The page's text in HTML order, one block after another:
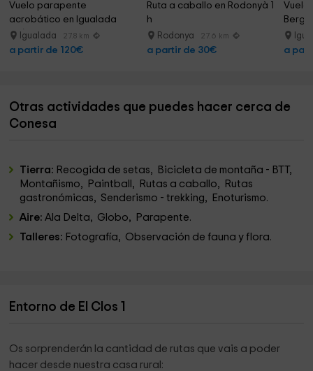
Vuelo parapente
acrobático en Igualada
25/30 min
Igualada 27.8 km
a partir de 120€
Ruta a caballo en Rodonyà 1
h
Rodonya 27.6 km
a partir de 30€
Vuelo
a
Otras actividades que puedes hacer cerca de
Conesa
Tierra: Recogida de setas, Bicicleta de montaña - BTT,
Montañismo, Paintball, Rutas a caballo, Rutas
gastronómicas, Senderismo - trekking, Enoturismo.
Aire:Ala Delta, Globo, Parapente.
Talleres: Fotografía, Observación de fauna y flora.
Entorno de El Clos 1
Os sorprenderán la cantidad de rutas que vais a poder
hacer desde nuestra casa rural: